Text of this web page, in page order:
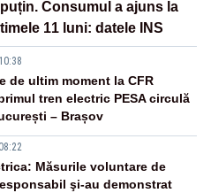
Consumul a ajuns la
11 luni: datele INS
de ultim moment la CFR
tren electric PESA circulă
– Brașov
Măsurile voluntare de
şi-au demonstrat